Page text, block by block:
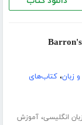
زبان،کتاب‌های
انگلیسی،آموزش